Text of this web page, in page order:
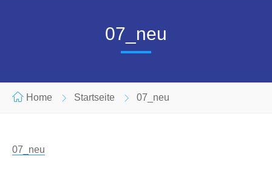
07_neu
Home Startseite 07_neu
07_neu